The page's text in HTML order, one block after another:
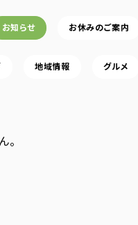
お知らせ お休みのご案内
地域情報 グルメ
。